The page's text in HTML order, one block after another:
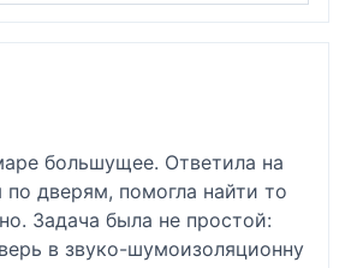
большущее. Ответила на
по дверям, помогла найти то
Задача была не простой:
в звуко-шумоизоляционну